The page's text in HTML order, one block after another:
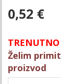
0,52 €
Želim
proizvod